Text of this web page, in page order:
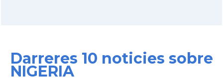
Darreres 10 noticies sobre
NIGERIA